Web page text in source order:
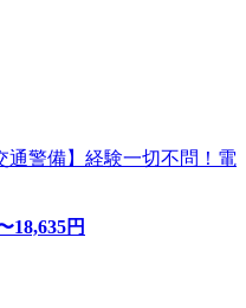
通警備】経験一切不問！電
18,635円